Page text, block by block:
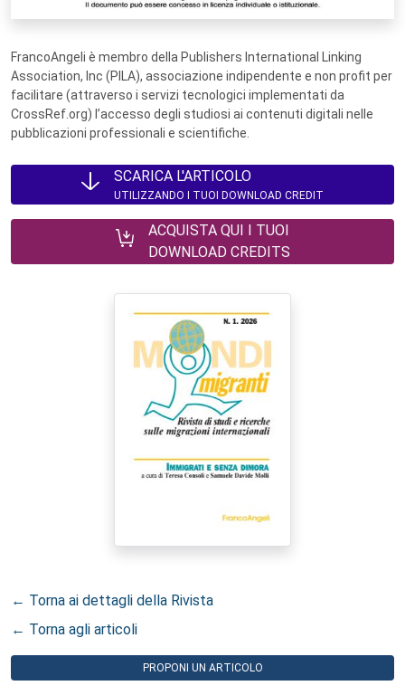
FrancoAngeli è membro della Publishers International Linking
Association, Inc (PILA), associazione indipendente e non profit per
facilitare (attraverso i servizi tecnologici implementati da
CrossRef.org) l’accesso degli studiosi ai contenuti digitali nelle
pubblicazioni professionali e scientifiche.
SCARICA L'ARTICOLO
UTILIZZANDO I TUOI DOWNLOAD CREDIT
ACQUISTA QUI I TUOI
DOWNLOAD CREDITS
← Torna ai dettagli della Rivista
← Torna agli articoli
PROPONI UN ARTICOLO